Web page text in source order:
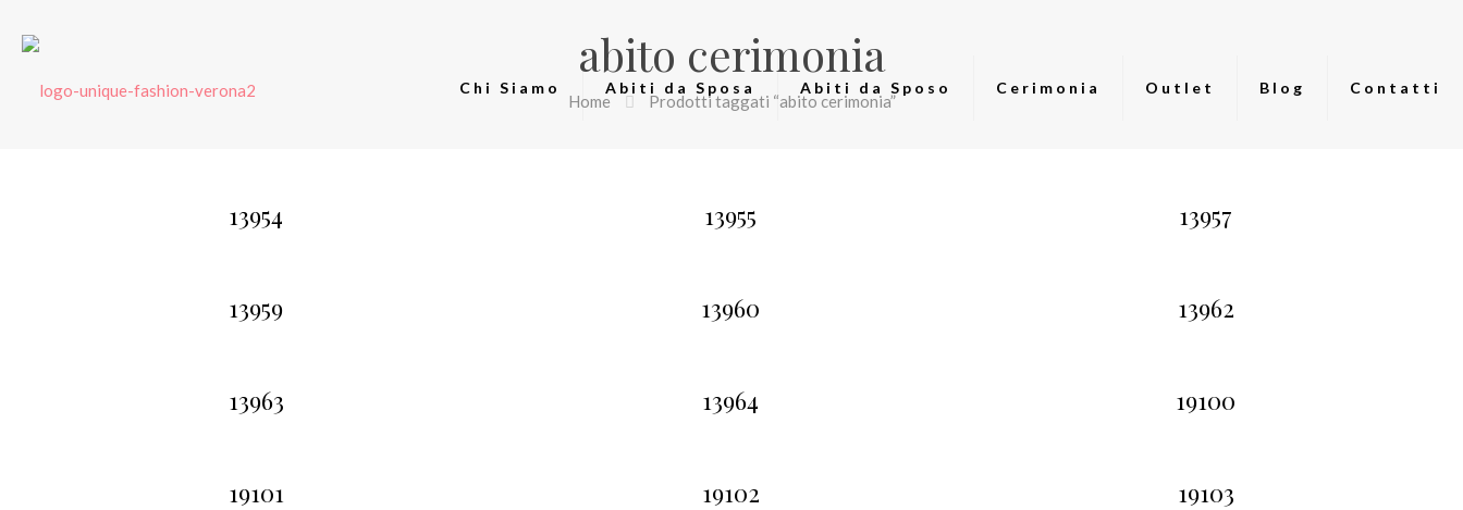
Chi Siamo Abiti da Sposa Abiti da Sposo Cerimonia Outlet Blog Contatti
abito cerimonia
Home Prodotti taggati “abito cerimonia”
13954 13955 13957
13959 13960 13962
13963 13964 19100
19101 19102 19103